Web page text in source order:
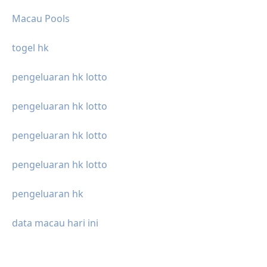
Macau Pools
togel hk
pengeluaran hk lotto
pengeluaran hk lotto
pengeluaran hk lotto
pengeluaran hk lotto
pengeluaran hk
data macau hari ini